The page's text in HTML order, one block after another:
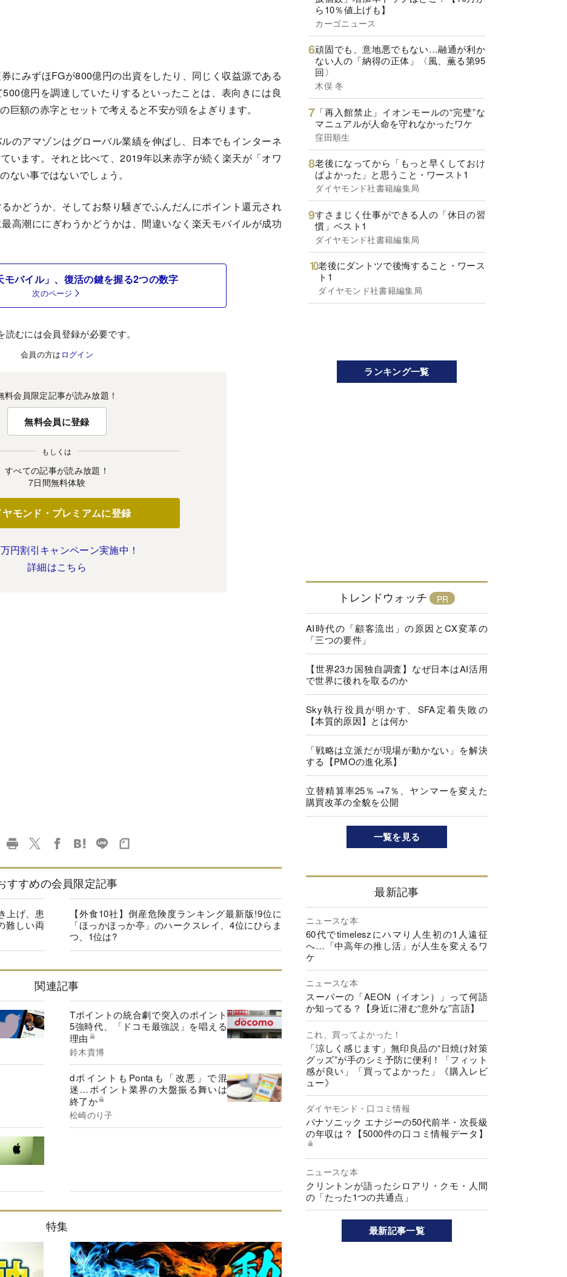
にみずほFGが800億円の出資をしたり、同じく収益源である
億円を調達していたりするといったことは、表向きには良
巨額の赤字とセットで考えると不安が頭をよぎります。
のアマゾンはグローバル業績を伸ばし、日本でもインターネ
います。それと比べて、2019年以来赤字が続く楽天が「オワ
ない事ではないでしょう。
かどうか、そしてお祭り騒ぎでふんだんにポイント還元され
高潮ににぎわうかどうかは、間違いなく楽天モバイルが成功
モバイル」、復活の鍵を握る2つの数字
次のページ
読むには会員登録が必要です。
会員の方は ログイン
料会員限定記事が読み放題！
無料会員に登録
もしくは
すべての記事が読み放題！
7日間無料体験
ヤモンド・プレミアムに登録
円割引キャンペーン実施中！
詳細はこちら
すすめの会員限定記事
上げ、患
難しい両
【外食10社】倒産危険度ランキング最新版!9位に
「ほっかほっか亭」のハークスレイ、4位にひらま
つ、1位は?
関連記事
Tポイントの統合劇で突入のポイント
5強時代、「ドコモ最強説」を唱える
理由
鈴木貴博
dポイントもPontaも「改悪」で混
迷…ポイント業界の大盤振る舞いは
終了か
松崎のり子
特集
ら10％値上げも】
カーゴニュース
頑固でも、意地悪でもない…融通が利か
ない人の「納得の正体」〈風、薫る第95
回〉
木俣 冬
「再入館禁止」イオンモールの“完璧”な
マニュアルが人命を守れなかったワケ
窪田順生
老後になってから「もっと早くしておけ
ばよかった」と思うこと・ワースト1
ダイヤモンド社書籍編集局
すさまじく仕事ができる人の「休日の習
慣」ベスト1
ダイヤモンド社書籍編集局
老後にダントツで後悔すること・ワース
ト1
ダイヤモンド社書籍編集局
ランキング一覧
トレンドウォッチ
AI時代の「顧客流出」の原因とCX変革の
「三つの要件」
【世界23カ国独自調査】なぜ日本はAI活用
で世界に後れを取るのか
Sky執行役員が明かす、SFA定着失敗の
【本質的原因】とは何か
「戦略は立派だが現場が動かない」を解決
する【PMOの進化系】
立替精算率25％→7％、ヤンマーを変えた
購買改革の全貌を公開
一覧を見る
最新記事
ニュースな本
60代でtimeleszにハマり人生初の1人遠征
へ…「中高年の推し活」が人生を変えるワ
ケ
ニュースな本
スーパーの「AEON（イオン）」って何語
か知ってる？【身近に潜む“意外な”言語】
これ、買ってよかった！
「涼しく感じます」無印良品の“日焼け対策
グッズ”が手のシミ予防に便利！「フィット
感が良い」「買ってよかった」《購入レビ
ュー》
ダイヤモンド・口コミ情報
パナソニック エナジーの50代前半・次長級
の年収は？【5000件の口コミ情報データ】
ニュースな本
クリントンが語ったシロアリ・クモ・人間
の「たった1つの共通点」
最新記事一覧